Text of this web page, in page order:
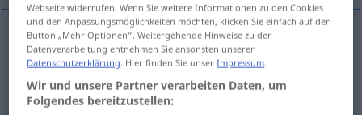
ohne(Vorder)Zähne szczerbatydziecko,
staruszek
Webseite widerrufen. Wenn Sie weitere Informationen zu den Cookies
und den Anpassungsmöglichkeiten möchten, klicken Sie einfach auf den
Button „Mehr Optionen“. Weitergehende Hinweise zu der
Datenverarbeitung entnehmen Sie ansonsten unserer
Datenschutzerklärung. Hier finden Sie unserImpressum.
Wir und unsere Partner verarbeiten Daten, um
Folgendes bereitzustellen: